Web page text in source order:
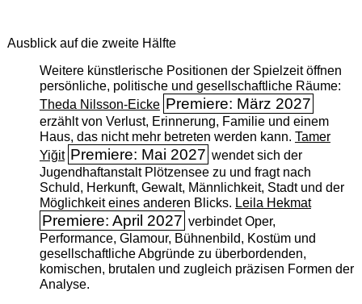
Ausblick auf die zweite Hälfte
Weitere künstlerische Positionen der Spielzeit öffnen
persönliche, politische und gesellschaftliche Räume:
Theda Nilsson-Eicke Premiere: März 2027
erzählt von Verlust, Erinnerung, Familie und einem
Haus, das nicht mehr betreten werden kann. Tamer
Yiğit Premiere: Mai 2027 wendet sich der
Jugendhaftanstalt Plötzensee zu und fragt nach
Schuld, Herkunft, Gewalt, Männlichkeit, Stadt und der
Möglichkeit eines anderen Blicks. Leila Hekmat
Premiere: April 2027 verbindet Oper,
Performance, Glamour, Bühnenbild, Kostüm und
gesellschaftliche Abgründe zu überbordenden,
komischen, brutalen und zugleich präzisen Formen der
Analyse.